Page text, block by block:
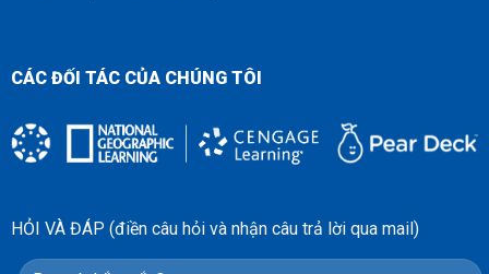
CÁC ĐỐI TÁC CỦA CHÚNG TÔI
HỎI VÀ ĐÁP (điền câu hỏi và nhận câu trả lời qua mail)